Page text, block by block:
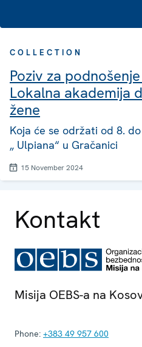
COLLECTION
Poziv za
Lokalna akademija
žene
Koja će se održati od 8.
„ Ulpiana“ u Gračanici
15 November 2024
Kontakt
Misija OEBS-a na
Phone: +383 49 957 600